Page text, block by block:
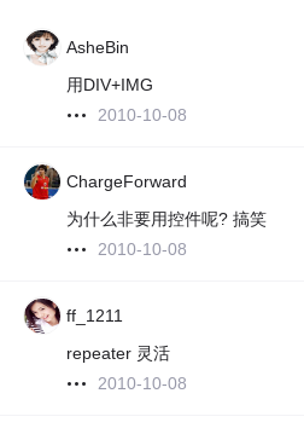
AsheBin
用DIV+IMG
2010-10-08
ChargeForward
为什么非要用控件呢? 搞笑
2010-10-08
ff_1211
repeater 灵活
2010-10-08